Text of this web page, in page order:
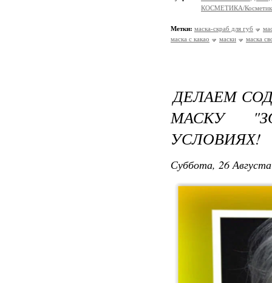
КОСМЕТИКА/
Метки: маска-скраб для губ
маска с какао
маски маска
ДЕЛАЕМ
МАСКУ
УСЛОВИЯХ!
Суббота, 26